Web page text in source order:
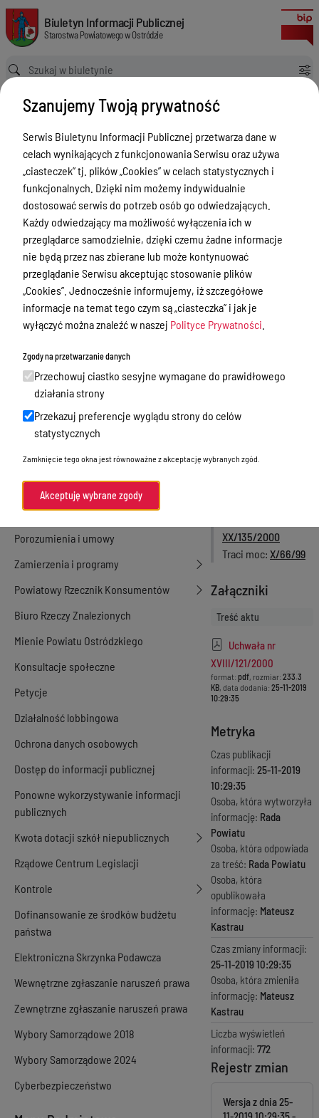
W sprawie wynagrodzenia Starosty Ostródzkiego
Biuletyn Informacji Publicznej Starostwa Powiatowego w Ostródzie
Biuletyn Informacji Publicznej
Starostwa Powiatowego w Ostródzie
Ścieżka powrotu
Strona główna
Akty prawne
W sprawie wynagrodzenia Starosty Ostródzkiego
Akty prawne
Menu Przedmiotowe
Starostwo Powiatowe
Poradnik Interesanta
Informacje o naborze
Zamówienia Publiczne
Tablica ogłoszeń
Dyżury Aptek w Powiecie Ostródzkim
Akty Prawne
Rejestry, ewidencje i archiwa
Budżet
Organizacja działania samorządu
powiatowego
Organy Powiatu
Oświadczenia majątkowe
Porozumienia i umowy
Zamierzenia i programy
Powiatowy Rzecznik Konsumentów
Biuro Rzeczy Znalezionych
Mienie Powiatu Ostródzkiego
Konsultacje społeczne
Petycje
Działalność lobbingowa
Ochrona danych osobowych
Dostęp do informacji publicznej
Ponowne wykorzystywanie informacji
publicznych
Kwota dotacji szkół niepublicznych
Rządowe Centrum Legislacji
Kontrole
Dofinansowanie ze środków budżetu
państwa
Elektroniczna Skrzynka Podawcza
Wewnętrzne zgłaszanie naruszeń prawa
Zewnętrzne zgłaszanie naruszeń prawa
Wybory Samorządowe 2018
Wybory Samorządowe 2024
Cyberbezpieczeństwo
Wersja obowiązująca
z dnia25-11-2019
10:29:35
Drukuj
W sprawie
wynagrodzenia
Starosty
Ostródzkiego
Numer aktu
Uchwały Rady
Data podjęcia
życie
XX/135/2000
Traci moc X/66/99
Załączniki
Treść aktu
Uchwała nr
XVIII/121/2000
format: pdf, rozmiar: 233.3
KB, data dodania: 25-11-2019
10:29:35
Metryka
Czas publikacji
informacji: 25-11-2019
10:29:35
Osoba, która wytworzyła
informację: Rada
Powiatu
Osoba, która odpowiada
za treść: Rada Powiatu
Osoba, która
opublikowała
informację: Mateusz
Kastrau
Czas zmiany informacji:
25-11-2019 10:29:35
Osoba, która zmieniła
informację: Mateusz
Kastrau
Liczba wyświetleń
informacji: 772
Rejestr zmian
Wersja z dnia25-
Szanujemy Twoją prywatność
Serwis Biuletynu Informacji Publicznej przetwarza dane w
celach wynikających z funkcjonowania Serwisu oraz używa
„ciasteczek” tj. plików „Cookies” w celach statystycznych i
funkcjonalnych. Dzięki nim możemy indywidualnie
dostosować serwis do potrzeb osób go odwiedzających.
Każdy odwiedzający ma możliwość wyłączenia ich w
przeglądarce samodzielnie, dzięki czemu żadne informacje
nie będą przez nas zbierane lub może kontynuować
przeglądanie Serwisu akceptując stosowanie plików
„Cookies”. Jednocześnie informujemy, iż szczegółowe
informacje na temat tego czym są „ciasteczka” i jak je
wyłączyć można znaleźć w naszej Polityce Prywatności
Zgody na przetwarzanie danych
Przechowuj ciastko sesyjne wymagane do prawidłowego
działania strony
Przekazuj preferencje wyglądu strony do celów
statystycznych
Zamknięcie tego okna jest równoważne z akceptację wybranych zgód.
Akceptuję wybrane zgody